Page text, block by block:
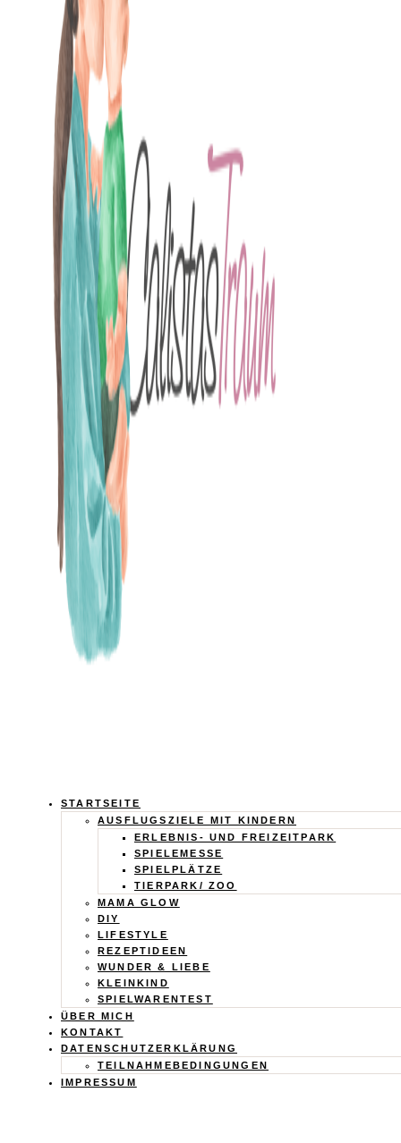
Calistas
Traum
STARTSEITE
AUSFLUGSZIELE MIT KINDERN
ERLEBNIS- UND FREIZEITPARK
SPIELEMESSE
SPIELPLÄTZE
TIERPARK/ ZOO
MAMA GLOW
DIY
LIFESTYLE
REZEPTIDEEN
WUNDER & LIEBE
KLEINKIND
SPIELWARENTEST
ÜBER MICH
KONTAKT
DATENSCHUTZERKLÄRUNG
TEILNAHMEBEDINGUNGEN
IMPRESSUM